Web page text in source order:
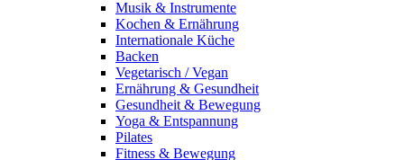
Musik & Instrumente
Kochen & Ernährung
Internationale Küche
Backen
Vegetarisch / Vegan
Ernährung & Gesundheit
Gesundheit & Bewegung
Yoga & Entspannung
Pilates
Fitness & Bewegung